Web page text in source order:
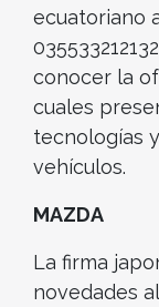
ecuatoriano
conocer la
cuales
tecnologías
vehículos.
MAZDA
La firma
novedades